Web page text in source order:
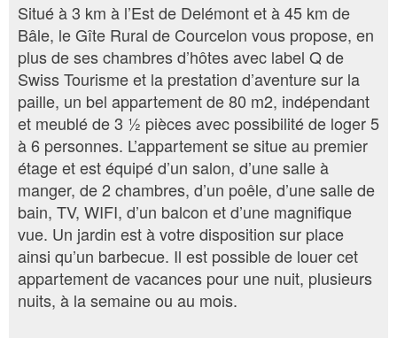
Situé à 3 km à l’Est de Delémont et à 45 km de
Bâle, le Gîte Rural de Courcelon vous propose, en
plus de ses chambres d’hôtes avec label Q de
Swiss Tourisme et la prestation d’aventure sur la
paille, un bel appartement de 80 m2, indépendant
et meublé de 3 ½ pièces avec possibilité de loger 5
à 6 personnes. L’appartement se situe au premier
étage et est équipé d’un salon, d’une salle à
manger, de 2 chambres, d’un poêle, d’une salle de
bain, TV, WIFI, d’un balcon et d’une magnifique
vue. Un jardin est à votre disposition sur place
ainsi qu’un barbecue. Il est possible de louer cet
appartement de vacances pour une nuit, plusieurs
nuits, à la semaine ou au mois.